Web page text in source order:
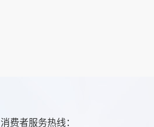
消费者服务热线：